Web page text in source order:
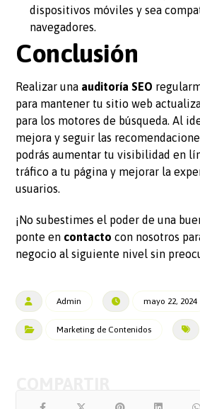
dispositivos móviles y sea
navegadores.
Conclusión
Realizar una auditoría SEO
para mantener tu sitio web
para los motores de búsqueda. Al
mejora y seguir las
podrás aumentar tu visibilidad en
tráfico a tu página y mejorar la
usuarios.
¡No subestimes el poder de una
ponte en contacto con nosotros
negocio al siguiente nivel sin
Admin mayo 22, 2024
Marketing de Contenidos